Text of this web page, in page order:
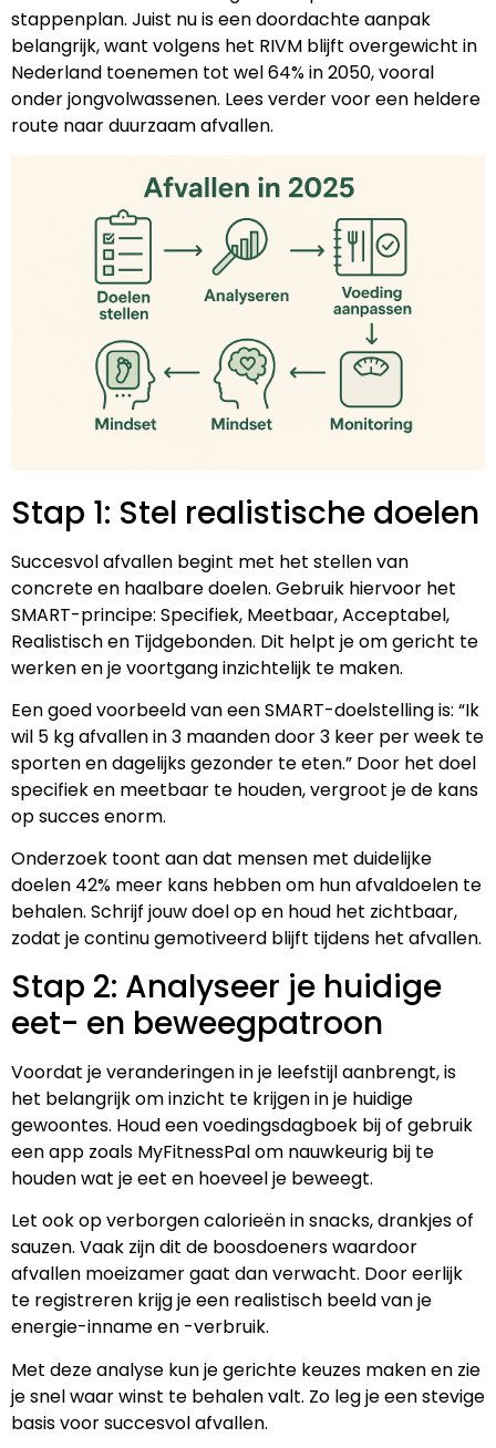
stappenplan. Juist nu is een doordachte aanpak
belangrijk, want volgens het RIVM blijft overgewicht in
Nederland toenemen tot wel 64% in 2050, vooral
onder jongvolwassenen. Lees verder voor een heldere
route naar duurzaam afvallen.
Stap 1: Stel realistische doelen
Succesvol afvallen begint met het stellen van
concrete en haalbare doelen. Gebruik hiervoor het
SMART-principe: Specifiek, Meetbaar, Acceptabel,
Realistisch en Tijdgebonden. Dit helpt je om gericht te
werken en je voortgang inzichtelijk te maken.
Een goed voorbeeld van een SMART-doelstelling is: “Ik
wil 5 kg afvallen in 3 maanden door 3 keer per week te
sporten en dagelijks gezonder te eten.” Door het doel
specifiek en meetbaar te houden, vergroot je de kans
op succes enorm.
Onderzoek toont aan dat mensen met duidelijke
doelen 42% meer kans hebben om hun afvaldoelen te
behalen. Schrijf jouw doel op en houd het zichtbaar,
zodat je continu gemotiveerd blijft tijdens het afvallen.
Stap 2: Analyseer je huidige
eet- en beweegpatroon
Voordat je veranderingen in je leefstijl aanbrengt, is
het belangrijk om inzicht te krijgen in je huidige
gewoontes. Houd een voedingsdagboek bij of gebruik
een app zoals MyFitnessPal om nauwkeurig bij te
houden wat je eet en hoeveel je beweegt.
Let ook op verborgen calorieën in snacks, drankjes of
sauzen. Vaak zijn dit de boosdoeners waardoor
afvallen moeizamer gaat dan verwacht. Door eerlijk
te registreren krijg je een realistisch beeld van je
energie-inname en -verbruik.
Met deze analyse kun je gerichte keuzes maken en zie
je snel waar winst te behalen valt. Zo leg je een stevige
basis voor succesvol afvallen.